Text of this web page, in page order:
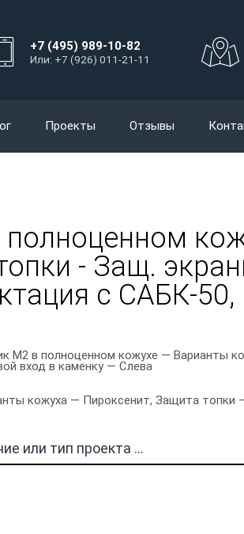
+7 (495) 989-10-82
Или: +7 (926) 011-21-11
Проекты Отзывы
- Защ.
с САБК-
М2 в полноценном кожухе — Варианты
вход в каменку — Слева
кожуха — Пироксенит, Защита